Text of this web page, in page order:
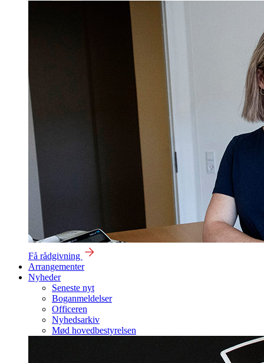
Få rådgivning
Arrangementer
Nyheder
Seneste nyt
Boganmeldelser
Officeren
Nyhedsarkiv
Mød hovedbestyrelsen